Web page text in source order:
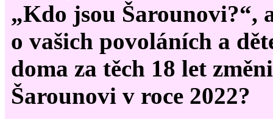
„Kdo jsou Šarounovi?“,
o vašich povoláních a
doma za těch 18 let
Šarounovi v roce 2022?